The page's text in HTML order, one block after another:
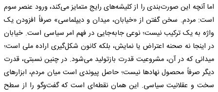
اما آنچه این صورت‌بندی را از کلیشه‌های رایج متمایز می‌کند، ورود عنصر سوم
است: مردم. سخن گفتن از «خیابان، میدان و دیپلماسی» صرفاً افزودن یک
واژه به یک ترکیب نیست؛ نوعی جابه‌جایی در فهم امر سیاسی است. خیابان
در اینجا نه صحنه اعتراض یا نمایش، بلکه کانون شکل‌گیری اراده ملی است؛
میدانی که در آن، مشروعیت قدرت بازتولید می‌شود. در چنین نسبتی، قدرت
دیگر صرفاً محصول نهادها نیست؛ حاصل پیوندی است میان مردم، ابزارهای
سخت و عقلانیت سیاسی. این همان نقطه‌ای است که گفت‌وگو را از سطح